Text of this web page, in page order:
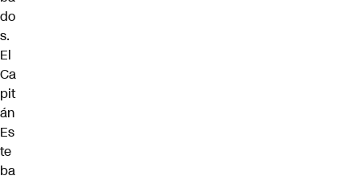
do
s.
El
Ca
pit
án
Es
te
ba